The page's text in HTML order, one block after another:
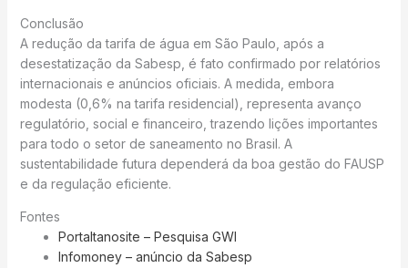
Conclusão
A redução da tarifa de água em São Paulo, após a
desestatização da Sabesp, é fato confirmado por relatórios
internacionais e anúncios oficiais. A medida, embora
modesta (0,6% na tarifa residencial), representa avanço
regulatório, social e financeiro, trazendo lições importantes
para todo o setor de saneamento no Brasil. A
sustentabilidade futura dependerá da boa gestão do FAUSP
e da regulação eficiente.
Fontes
Portaltanosite – Pesquisa GWI
Infomoney – anúncio da Sabesp